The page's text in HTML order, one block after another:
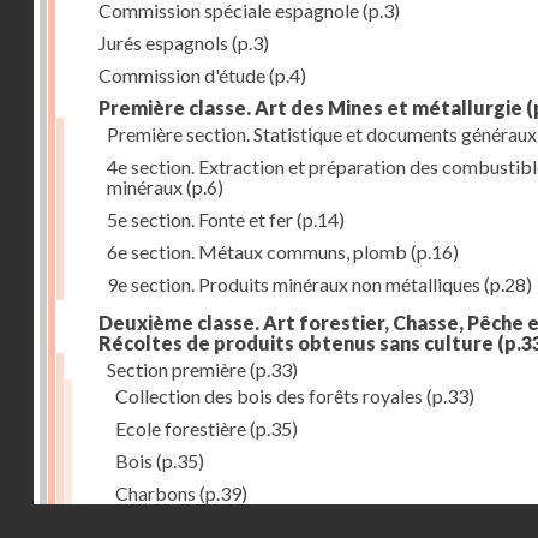
Commission spéciale espagnole(p.3)
Jurés espagnols (p.3)
Commission d'étude(p.4)
Première classe. Art des Mines et métallurgie
Première section. Statistique et documents généraux
4e section. Extraction et préparation des
minéraux(p.6)
5e section. Fonte et fer(p.14)
6e section. Métaux communs, plomb (p.16)
9e section. Produits minéraux non métalliques (p.28)
Deuxième classe. Art forestier, Chasse, Pêche
Récoltes de produits obtenus sans culture
Section première(p.33)
Collection des bois des forêts royales (p.33)
Ecole forestière(p.35)
Bois (p.35)
Charbons (p.39)